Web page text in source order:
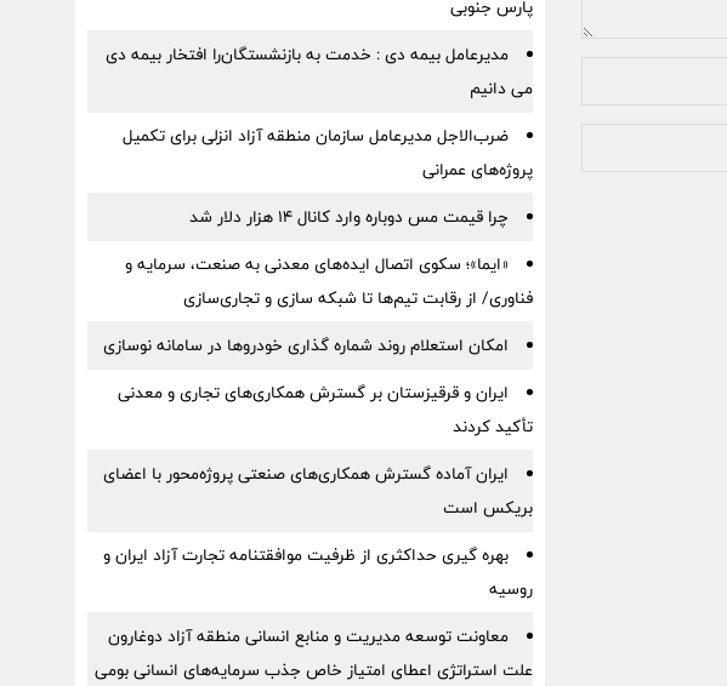
پارس جنوبی
مدیرعامل بیمه دی : خدمت به بازنشستگان‌را افتخار بیمه دی
می دانیم
ضرب‌الاجل مدیرعامل سازمان منطقه آزاد انزلی برای تكمیل
پروژه‌های عمرانی
چرا قیمت مس دوباره وارد کانال ۱۴ هزار دلار شد
«ایما»؛ سکوی اتصال ایده‌های معدنی به صنعت، سرمایه و
فناوری/ از رقابت تیم‌ها تا شبکه سازی و تجاری‌سازی
امکان استعلام روند شماره گذاری خودروها در سامانه نوسازی
ایران و قرقیزستان بر گسترش همکاری‌های تجاری و معدنی
تأکید کردند
ایران آماده گسترش همکاری‌های صنعتی پروژه‌محور با اعضای
بریکس است
بهره گیری حداکثری از ظرفیت موافقتنامه تجارت آزاد ایران و
روسیه
معاونت توسعه مدیریت و منابع انسانی منطقه آزاد دوغارون
علت استراتژی اعطای امتیاز خاص جذب سرمایه‌های انسانی بومی